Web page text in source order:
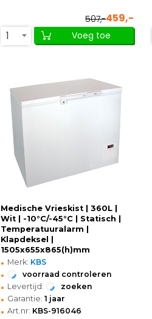
507,-459,-
1
Voeg toe
Medische Vrieskist | 360L |
Wit | -10°C/-45°C | Statisch |
Temperatuuralarm |
Klapdeksel |
1505x655x865(h)mm
• Merk: KBS
• voorraad controleren
• Levertijd: zoeken
• Garantie: 1 jaar
• Art.nr: KBS-916046